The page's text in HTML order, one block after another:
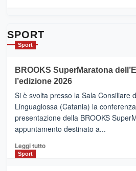
con
la
Al
via
i
collegamenti
SPORT
Sport
BROOKS SuperMaratona
l’edizione 2026
Si è svolta presso la Sala Consiliare
Linguaglossa (Catania) la
presentazione della BROOKS
appuntamento destinato a...
Leggi tuttoLeggi
Sport